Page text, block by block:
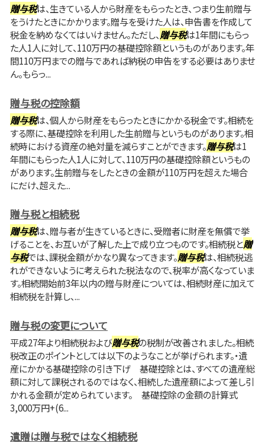
贈与税は、生きている人から財産をもらったとき、つまり生前贈与
をうけたときにかかります。贈与を受けた人は、申告書を作成して
税金を納めなくてはいけません。ただし、贈与税は1年間にもらっ
た人1人に対して、110万円の基礎控除額というものがあります。年
間110万円までの贈与であれば納税の申告をする必要はありませ
ん。もらっ...
贈与税の控除額
贈与税は、個人から財産をもらったときにかかる税金です。相続を
する際に、基礎控除を利用した生前贈与というものがあります。相
続時における資産の絶対量を減らすことができます。贈与税は1
年間にもらった人1人に対して、110万円の基礎控除額というもの
があります。生前贈与をしたときの金額が110万円を超えた場合
にだけ、超えた...
贈与税と相続税
贈与税は、贈与者が生きているときに、受贈者に財産を無償で挙
げることを、お互いが了解した上で成り立つものです。相続税と贈
与税では、課税金額がかなり異なってきます。贈与税は、相続税逃
れができないように考えられた税法なので、税率が高くなっていま
す。相続開始前3年以内の贈与財産については、相続財産に加えて
相続税を計算し、...
贈与税の変更について
平成27年より相続税および贈与税の税制が改善されました。相続
税改正のポイントとしては以下のようなことが挙げられます。・遺
産にかかる基礎控除の引き下げ 基礎控除とは、すべての遺産総
額に対して課税されるのではなく、相続した遺産額によって差し引
かれる金額が定められています。 基礎控除の金額の計算式
3,000万円+(6...
遺贈は贈与税ではなく相続税